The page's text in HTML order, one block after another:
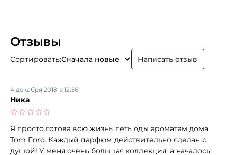
Отзывы
Сортировать:Сначала новые Написать отзыв
Ника
4 декабря 2018 в 12:56
Я просто готова всю жизнь петь оды ароматам дома
Tom Ford. Каждый парфюм действительно сделан с
душой! У меня очень большая коллекция, а началось